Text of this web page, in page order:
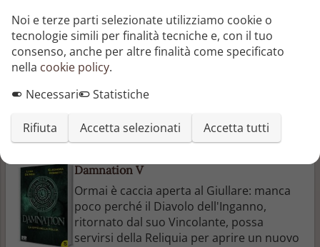
Primogenito è a un passo dall'emergere, e
la devastazione che porterà, assieme
all'ira degli Artefici, decreterà la fine del
mondo. Solo un atto folle e disperato
permetterà a Tasryne e Agmal di
scongiurare l'inevitabile.
Eleonora Rossetti
—Nero Press
Damnation V
Ormai è caccia aperta al Giullare: manca
poco perché il Diavolo dell'Inganno,
ritornato dal suo Vincolante, possa
servirsi della Reliquia per aprire un nuovo
Noi e terze parti selezionate utilizziamo cookie o
tecnologie simili per finalità tecniche e, con il tuo
consenso, anche per altre finalità come specificato
nella cookie policy.
Necessari
Statistiche
Rifiuta Accetta selezionati Accetta tutti